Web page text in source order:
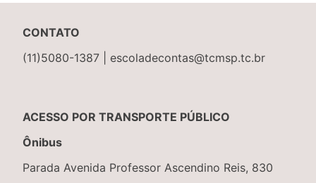
CONTATO
(11)5080-1387 | escoladecontas@tcmsp.tc.br
ACESSO POR TRANSPORTE PÚBLICO
Ônibus
Parada Avenida Professor Ascendino Reis, 830